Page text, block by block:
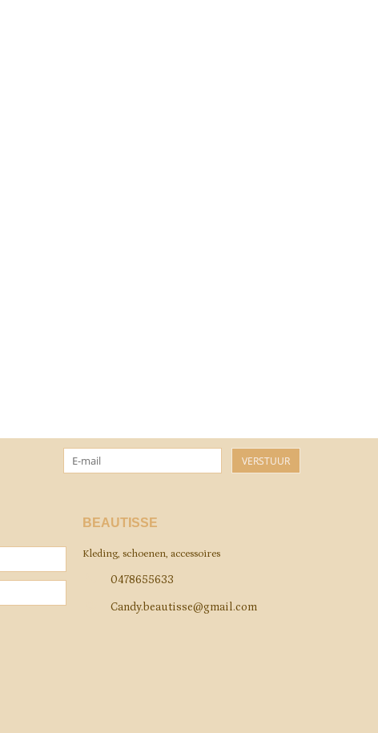
VERSTUUR
BEAUTISSE
Kleding, schoenen, accessoires
0478655633
Candy.beautisse@gmail.com